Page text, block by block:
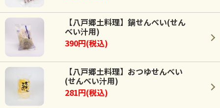
【八戸郷土料理】鍋せんべい(せん
べい汁用)
390円(税込)
【八戸郷土料理】おつゆせんべい
(せんべい汁用)
281円(税込)